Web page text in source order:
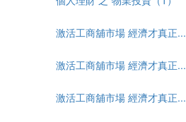
激活工商舖市場 經濟才真正...
激活工商舖市場 經濟才真正...
激活工商舖市場 經濟才真正...